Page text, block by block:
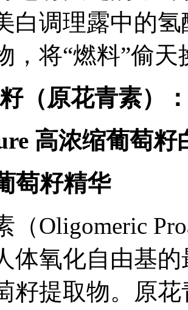
白调理露中的
，将“燃料”偷
（原花青素）
高浓缩葡萄籽
萄籽精华
（Oligomeric
体氧化自由基
籽提取物。原